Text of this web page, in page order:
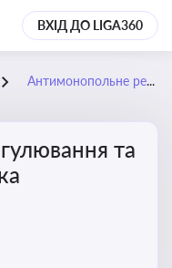
ВХІД ДО LIGA360
Антимонопольне регулювання та конкурентна політика
та